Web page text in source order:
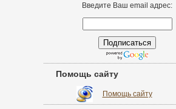
Введите Ваш email адрес:
Помощь сайту
Помощь сайту